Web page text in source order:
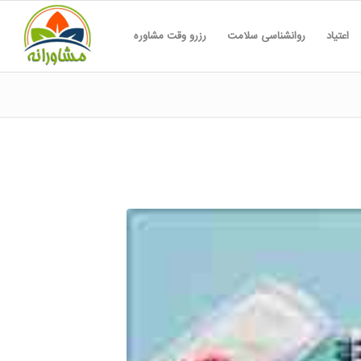
اعتیاد روانشناسی سلامت رزرو وقت مشاوره